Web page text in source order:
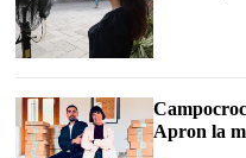
Apron la